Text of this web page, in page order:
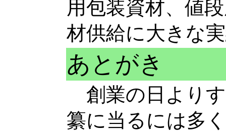
用包装資材、値
材供給に大きな
あとがき
創業の日より
纂に当るには多